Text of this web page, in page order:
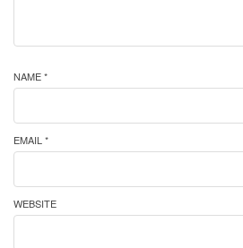
NAME *
EMAIL *
WEBSITE